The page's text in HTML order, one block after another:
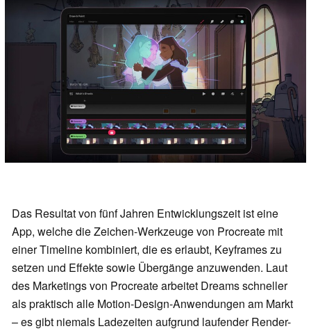
Das Resultat von fünf Jahren Entwicklungszeit ist eine
App, welche die Zeichen-Werkzeuge von Procreate mit
einer Timeline kombiniert, die es erlaubt, Keyframes zu
setzen und Effekte sowie Übergänge anzuwenden. Laut
des Marketings von Procreate arbeitet Dreams schneller
als praktisch alle Motion-Design-Anwendungen am Markt
– es gibt niemals Ladezeiten aufgrund laufender Render-